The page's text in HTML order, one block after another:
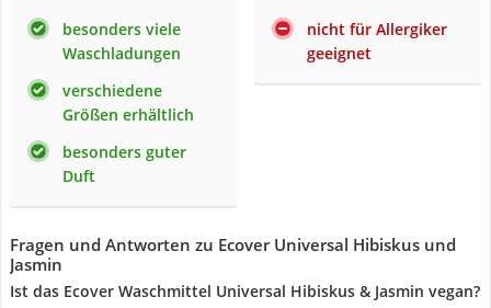
besonders viele
Waschladungen
verschiedene
Größen erhältlich
besonders guter
Duft
nicht für Allergiker
geeignet
Fragen und Antworten zu Ecover Universal Hibiskus und
Jasmin
Ist das Ecover Waschmittel Universal Hibiskus & Jasmin vegan?